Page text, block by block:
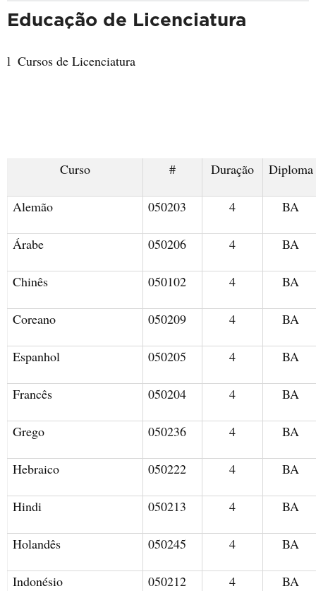
Educação de Licenciatura
l Cursos de Licenciatura
Curso # Duração Diploma
Alemão 050203 4 BA
Árabe 050206 4 BA
Chinês 050102 4 BA
Coreano 050209 4 BA
Espanhol 050205 4 BA
Francês 050204 4 BA
Grego 050236 4 BA
Hebraico 050222 4 BA
Hindi 050213 4 BA
Holandês 050245 4 BA
Indonésio 050212 4 BA